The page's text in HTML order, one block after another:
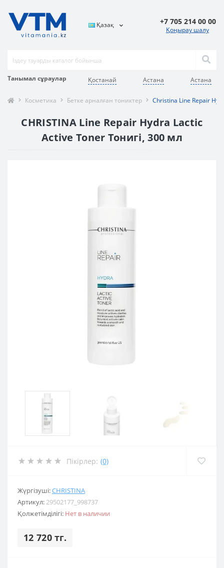
Танымал сұраулар Қостанай Астана Астана
Қазақ +7 705 214 00 00
Қоңырау шалу
Косметика Бетке арналған тониктер Christina Line Repair
CHRISTINA Line Repair Hydra Lactic
Active Toner Тонигі, 300 мл
Пікірлер: (0)
Жүргізуші:CHRISTINA
Артикул:29502177_998737
Қолжетімділігі: Нет в наличии
12 720 тг.